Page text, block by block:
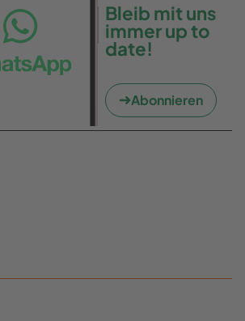
Bleib mit uns
immer up to
date!
Abonnieren